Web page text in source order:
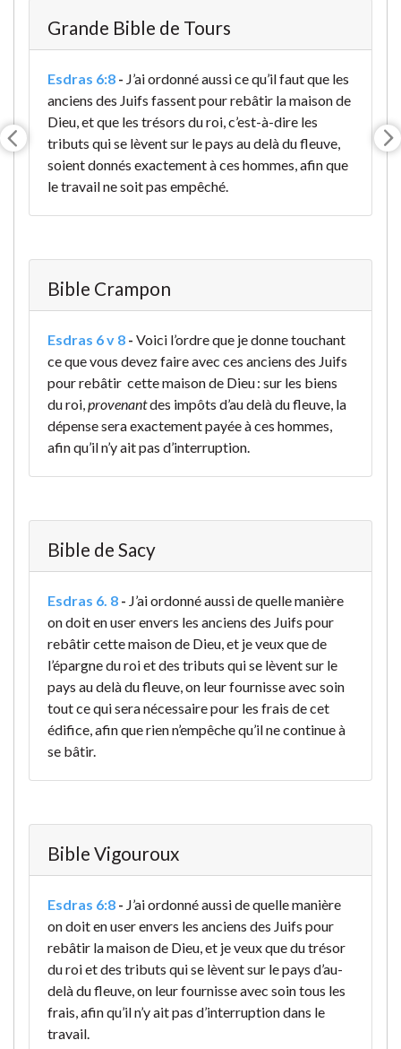
Grande Bible de Tours
Esdras 6:8 - J’ai ordonné aussi ce qu’il faut que les
anciens des Juifs fassent pour rebâtir la maison de
Dieu, et que les trésors du roi, c’est-à-dire les
tributs qui se lèvent sur le pays au delà du fleuve,
soient donnés exactement à ces hommes, afin que
le travail ne soit pas empêché.
Bible Crampon
Esdras 6 v 8 - Voici l’ordre que je donne touchant
ce que vous devez faire avec ces anciens des Juifs
pour rebâtir cette maison de Dieu : sur les biens
du roi,provenantdes impôts d’au delà du fleuve, la
dépense sera exactement payée à ces hommes,
afin qu’il n’y ait pas d’interruption.
Bible de Sacy
Esdras 6. 8 - J’ai ordonné aussi de quelle manière
on doit en user envers les anciens des Juifs pour
rebâtir cette maison de Dieu, et je veux que de
l’épargne du roi et des tributs qui se lèvent sur le
pays au delà du fleuve, on leur fournisse avec soin
tout ce qui sera nécessaire pour les frais de cet
édifice, afin que rien n’empêche qu’il ne continue à
se bâtir.
Bible Vigouroux
Esdras 6:8 - J’ai ordonné aussi de quelle manière
on doit en user envers les anciens des Juifs pour
rebâtir la maison de Dieu, et je veux que du trésor
du roi et des tributs qui se lèvent sur le pays d’au-
delà du fleuve, on leur fournisse avec soin tous les
frais, afin qu’il n’y ait pas d’interruption dans le
travail.